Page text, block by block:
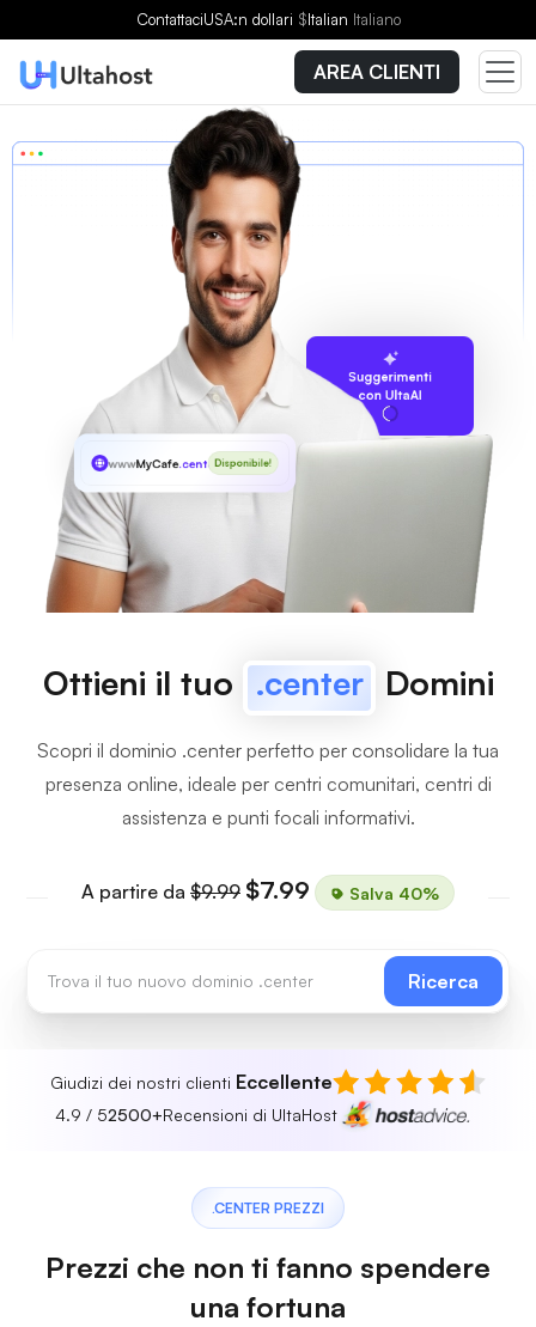
ContattaciUSA:n dollari $Italian Italiano
AREA CLIENTI
Suggerimenti
con UltaAI
wwwMyCafe.centerDisponibile!
Ottieni il tuo .center Domini
Scopri il dominio .center perfetto per consolidare la tua
presenza online, ideale per centri comunitari, centri di
assistenza e punti focali informativi.
A partire da $9.99 $7.99 Salva 40%
Ricerca
Giudizi dei nostri clienti Eccellente
4.9 / 52500+Recensioni di UltaHost
.CENTER PREZZI
Prezzi che non ti fanno spendere
una fortuna